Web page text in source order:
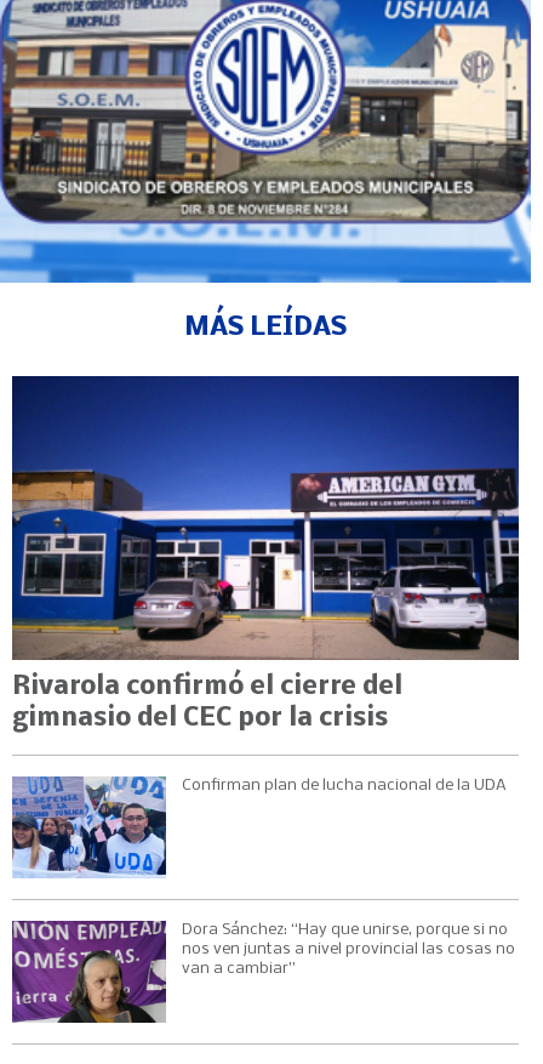
MÁS LEÍDAS
Rivarola confirmó el cierre del
gimnasio del CEC por la crisis
Confirman plan de lucha nacional de la UDA
Dora Sánchez: “Hay que unirse, porque si no
nos ven juntas a nivel provincial las cosas no
van a cambiar”